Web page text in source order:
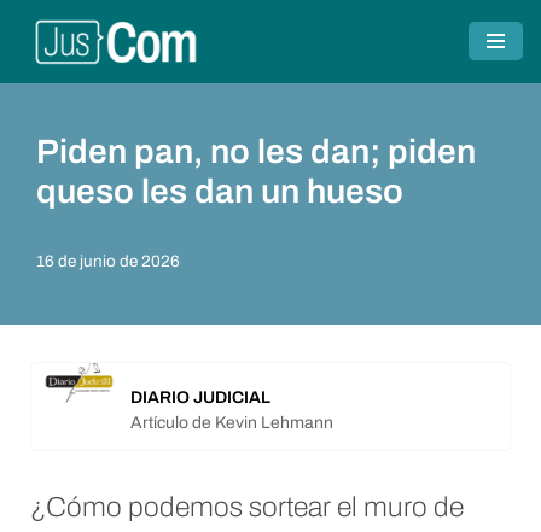
Saltar
Piden pan, no les dan; piden
queso les dan un hueso
16 de junio de 2026
DIARIO JUDICIAL
Artículo de Kevin Lehmann
¿Cómo podemos sortear el muro de